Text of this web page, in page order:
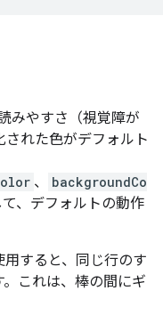
みやすさ（視覚障が
れた色がデフォルト
、
backgroundCo
、デフォルトの動作
用すると、同じ行のす
これは、棒の間にギ